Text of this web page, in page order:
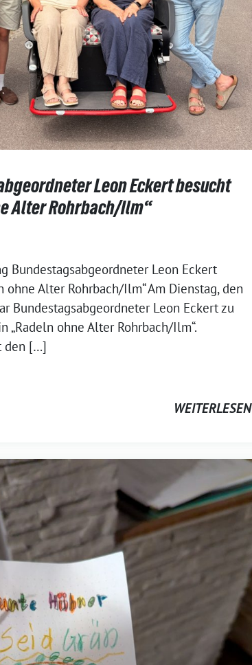
Leon Eckert besucht
Alter Rohrbach/Ilm“
Bundestagsabgeordneter Leon Eckert
ohne Alter Rohrbach/Ilm“ Am Dienstag, den
Bundestagsabgeordneter Leon Eckert zu
„Radeln ohne Alter Rohrbach/Ilm“.
den […]
WEITERLESEN